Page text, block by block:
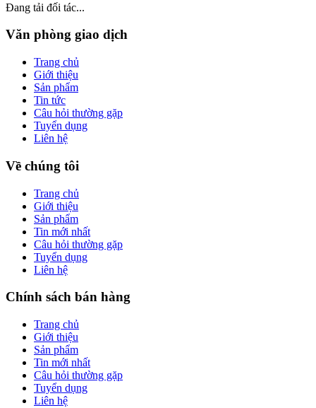
Đang tải đối tác...
Văn phòng giao dịch
Trang chủ
Giới thiệu
Sản phẩm
Tin tức
Câu hỏi thường gặp
Tuyển dụng
Liên hệ
Về chúng tôi
Trang chủ
Giới thiệu
Sản phẩm
Tin mới nhất
Câu hỏi thường gặp
Tuyển dụng
Liên hệ
Chính sách bán hàng
Trang chủ
Giới thiệu
Sản phẩm
Tin mới nhất
Câu hỏi thường gặp
Tuyển dụng
Liên hệ